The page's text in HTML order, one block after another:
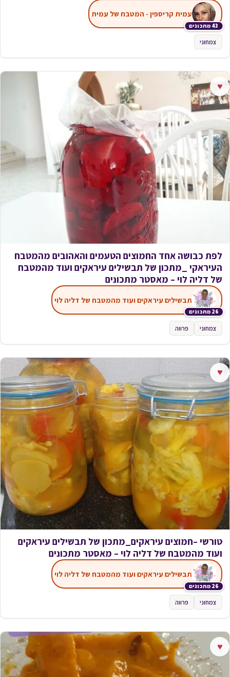
43 מתכונים
עמית קריספין - המטבח של עמית
צמחוני
♥
לפת כבושה אחד החמוצים הטעמים והאהובים מהמטבח
העיראקי _מתכון של תבשילים עיראקים ועוד מהמטבח
של דליה לוי – מאסטר מתכונים
26 מתכונים
תבשילים עיראקים ועוד מהמטבח של דליה לוי
צמחוני פרווה
♥
טורשי –חמוצים עיראקים_מתכון של תבשילים עיראקים
ועוד מהמטבח של דליה לוי – מאסטר מתכונים
26 מתכונים
תבשילים עיראקים ועוד מהמטבח של דליה לוי
צמחוני פרווה
♥